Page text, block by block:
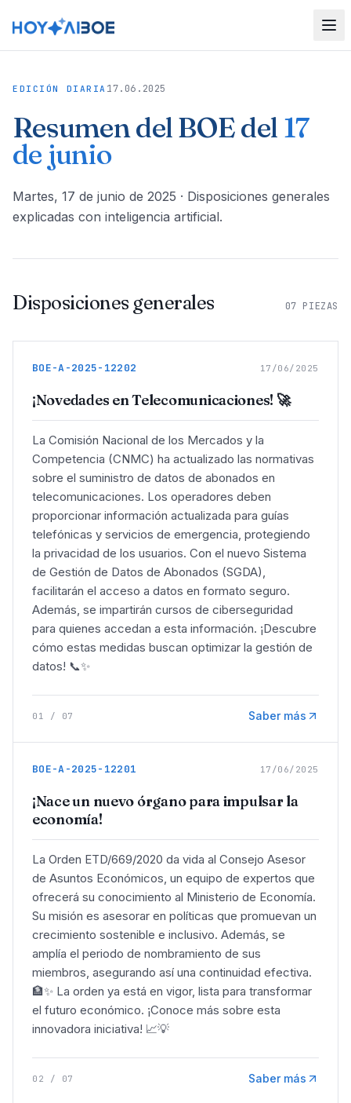
EDICIÓN DIARIA 17.06.2025
Resumen del BOE del 17
de junio
martes, 17 de junio de 2025 · Disposiciones generales
explicadas con inteligencia artificial.
Disposiciones generales 07 PIEZAS
BOE-A-2025-12202 17/06/2025
¡Novedades en Telecomunicaciones! 🚀
La Comisión Nacional de los Mercados y la
Competencia (CNMC) ha actualizado las normativas
sobre el suministro de datos de abonados en
telecomunicaciones. Los operadores deben
proporcionar información actualizada para guías
telefónicas y servicios de emergencia, protegiendo
la privacidad de los usuarios. Con el nuevo Sistema
de Gestión de Datos de Abonados (SGDA),
facilitarán el acceso a datos en formato seguro.
Además, se impartirán cursos de ciberseguridad
para quienes accedan a esta información. ¡Descubre
cómo estas medidas buscan optimizar la gestión de
datos! 📞✨
01 / 07 Saber más
BOE-A-2025-12201 17/06/2025
¡Nace un nuevo órgano para impulsar la
economía!
La Orden ETD/669/2020 da vida al Consejo Asesor
de Asuntos Económicos, un equipo de expertos que
ofrecerá su conocimiento al Ministerio de Economía.
Su misión es asesorar en políticas que promuevan un
crecimiento sostenible e inclusivo. Además, se
amplía el periodo de nombramiento de sus
miembros, asegurando así una continuidad efectiva.
🏦✨ La orden ya está en vigor, lista para transformar
el futuro económico. ¡Conoce más sobre esta
innovadora iniciativa! 📈💡
02 / 07 Saber más